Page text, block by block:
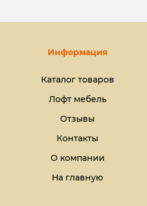
Информация
Каталог товаров
Лофт мебель
Отзывы
Контакты
О компании
На главную